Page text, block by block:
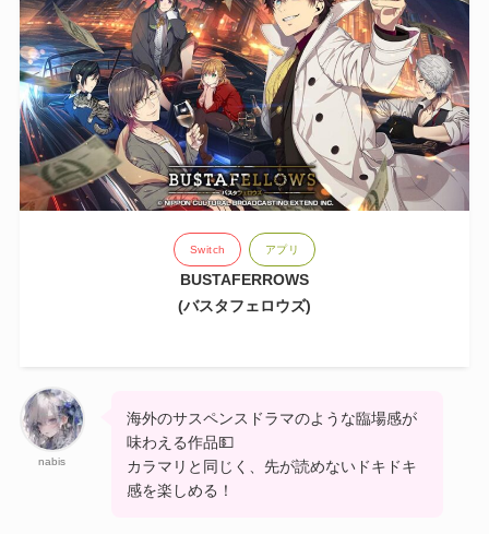
Switch アプリ
BUSTAFERROWS
(バスタフェロウズ)
nabis
海外のサスペンスドラマのような臨場感が
味わえる作品💵
カラマリと同じく、先が読めないドキドキ
感を楽しめる！